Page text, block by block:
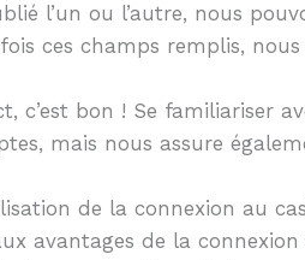
l’un ou l’autre, nous
fois ces champs remplis,
c’est bon ! Se familiariser
mais nous assure
de la connexion au
avantages de la